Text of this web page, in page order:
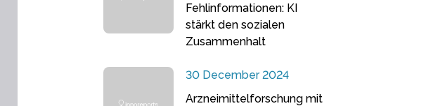
Fehlinformationen: KI
stärkt den sozialen
Zusammenhalt
30 December 2024
Arzneimittelforschung mit